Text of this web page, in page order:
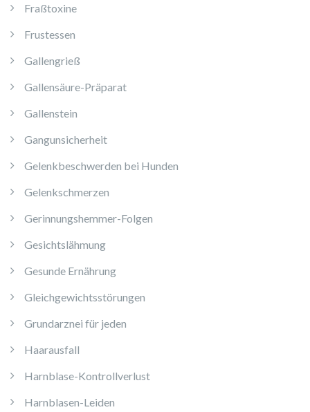
Fraßtoxine
Frustessen
Gallengrieß
Gallensäure-Präparat
Gallenstein
Gangunsicherheit
Gelenkbeschwerden bei Hunden
Gelenkschmerzen
Gerinnungshemmer-Folgen
Gesichtslähmung
Gesunde Ernährung
Gleichgewichtsstörungen
Grundarznei für jeden
Haarausfall
Harnblase-Kontrollverlust
Harnblasen-Leiden